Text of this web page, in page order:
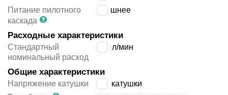
Питание пилотного
каскада
внешнее
Расходные характеристики
Стандартный
номинальный расход
700 л/мин
Общие характеристики
Напряжение катушки
без катушки